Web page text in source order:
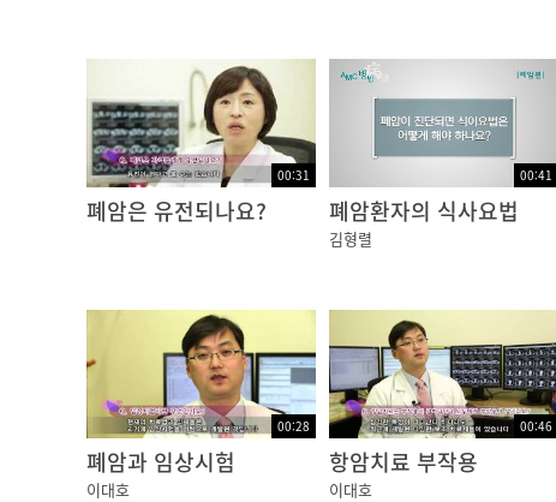
00:31
폐암은 유전되나요?
00:41
폐암환자의 식사요법
김형렬
00:28
폐암과 임상시험
이대호
00:46
항암치료 부작용
이대호